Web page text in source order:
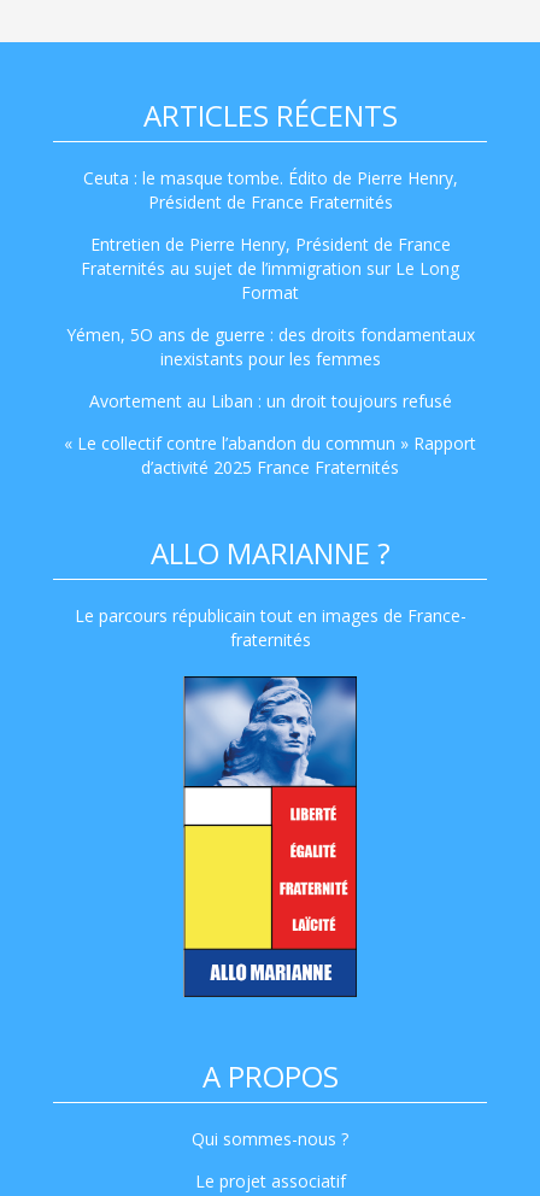
ARTICLES RÉCENTS
Ceuta : le masque tombe. Édito de Pierre Henry,
Président de France Fraternités
Entretien de Pierre Henry, Président de France
Fraternités au sujet de l’immigration sur Le Long
Format
Yémen, 5O ans de guerre : des droits fondamentaux
inexistants pour les femmes
Avortement au Liban : un droit toujours refusé
« Le collectif contre l’abandon du commun » Rapport
d’activité 2025 France Fraternités
ALLO MARIANNE ?
Le parcours républicain tout en images de France-
fraternités
A PROPOS
Qui sommes-nous ?
Le projet associatif